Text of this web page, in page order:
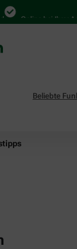
Online bei Ihrer
Beliebte